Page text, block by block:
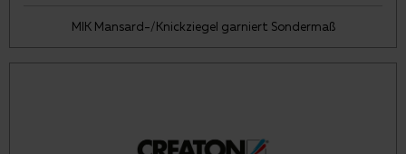
MIK Mansard-/Knickziegel garniert Sondermaß